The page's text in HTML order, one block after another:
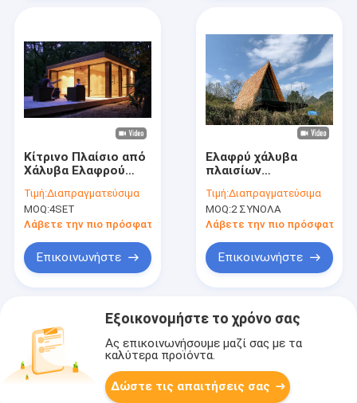
Κίτρινο Πλαίσιο από
Χάλυβα Ελαφρού
Ζηλανδίας, Φτηνό
Προκατασκευασμένο
Στούντιο Κήπου
Τιμή:Διαπραγματεύσιμα
MOQ:4SET
Λάβετε την πιο πρόσφατη τιμή
Επικοινωνήστε
Ελαφρύ χάλυβα
πλαισίων
προτύπων σπίτι
δέντρων στούντιο
κήπων της
Τιμή:Διαπραγματεύσιμα
MOQ:2 ΣΥΝΟΛΑ
Λάβετε την πιο πρόσφατη
Επικοινωνήστε
Εξοικονομήστε το χρόνο σας
Ας επικοινωνήσουμε μαζί σας με τα
καλύτερα προϊόντα.
Δώστε τις απαιτήσεις σας